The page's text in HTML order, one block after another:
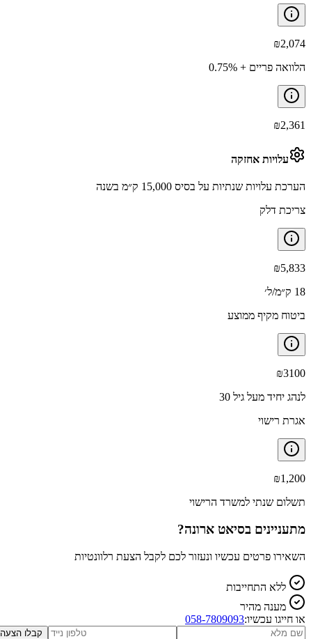
₪2,074
הלוואה פריים + 0.75%
₪2,361
עלויות אחזקה
הערכת עלויות שנתיות על בסיס 15,000 ק״מ בשנה
צריכת דלק
₪5,833
18 ק״מ/ל׳
ביטוח מקיף ממוצע
₪3100
לנהג יחיד מעל גיל 30
אגרת רישוי
₪1,200
תשלום שנתי למשרד הרישוי
מתעניינים בסיאט ארונה?
השאירו פרטים עכשיו ונעזור לכם לקבל הצעת רלוונטיות
ללא התחייבות
מענה מהיר
או חייגו עכשיו:058-7809093
קבלו הצעה